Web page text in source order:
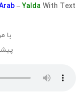
–Yalda With Text
با